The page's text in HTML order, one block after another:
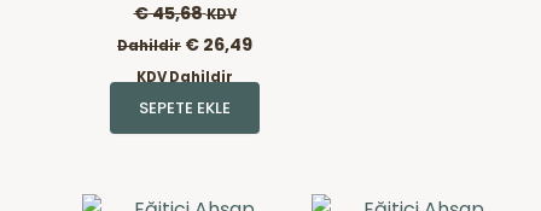
€45,68KDV
Dahildir € 26,49
KDV Dahildir
SEPETE EKLE